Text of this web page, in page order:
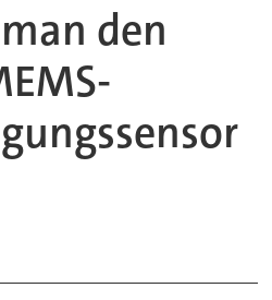
den